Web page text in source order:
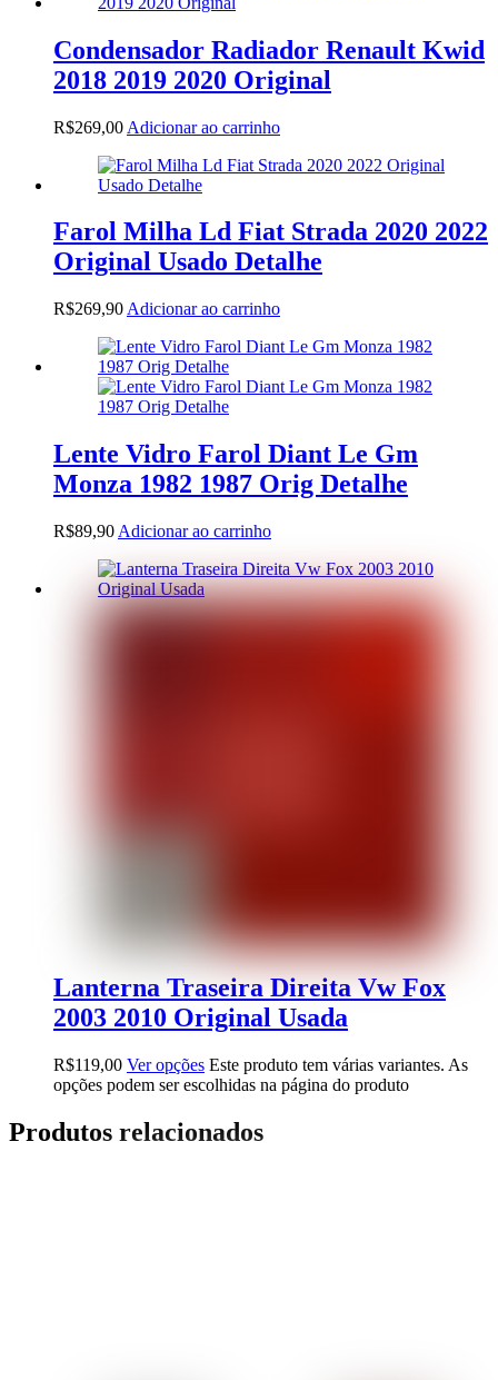
Condensador Radiador Renault Kwid
2018 2019 2020 Original
R$269,00 Adicionar ao carrinho
Farol Milha Ld Fiat Strada 2020 2022
Original Usado Detalhe
R$269,90 Adicionar ao carrinho
Lente Vidro Farol Diant Le Gm
Monza 1982 1987 Orig Detalhe
R$89,90 Adicionar ao carrinho
Lanterna Traseira Direita Vw Fox
2003 2010 Original Usada
R$119,00 Ver opções Este produto tem várias variantes. As
opções podem ser escolhidas na página do produto
Produtos relacionados